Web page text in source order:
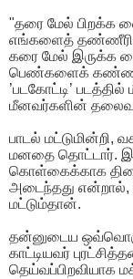
"தரை மேல் பிறக்க
எங்களைத்
கரை மேல் இருக்க
பெண்களைக்
’படகோட்டி’
மீனவர்களின்
பாடல் மட்டுமின்றி,
மனதை தொட்டார்.
கொள்கைக்காக
அடைந்தது என்றால்,
மட்டும்தான்.
தன்னுடைய
காட்டியவர்
தெய்வப்பிறவியாக